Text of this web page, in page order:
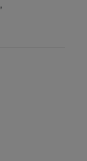
,